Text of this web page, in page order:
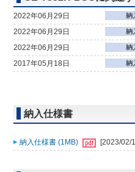
2022年06月29日
2022年06月29日
2022年06月29日
2017年05月18日
納入仕様書
納入仕様書 (1MB) [2023/02/